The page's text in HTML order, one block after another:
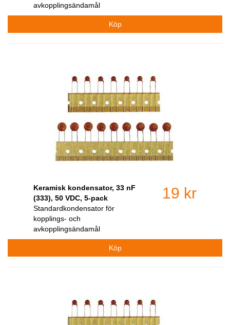
avkopplingsändamål
Keramisk kondensator, 33 nF
(333), 50 VDC, 5-pack
Standardkondensator för
kopplings- och
avkopplingsändamål
19 kr